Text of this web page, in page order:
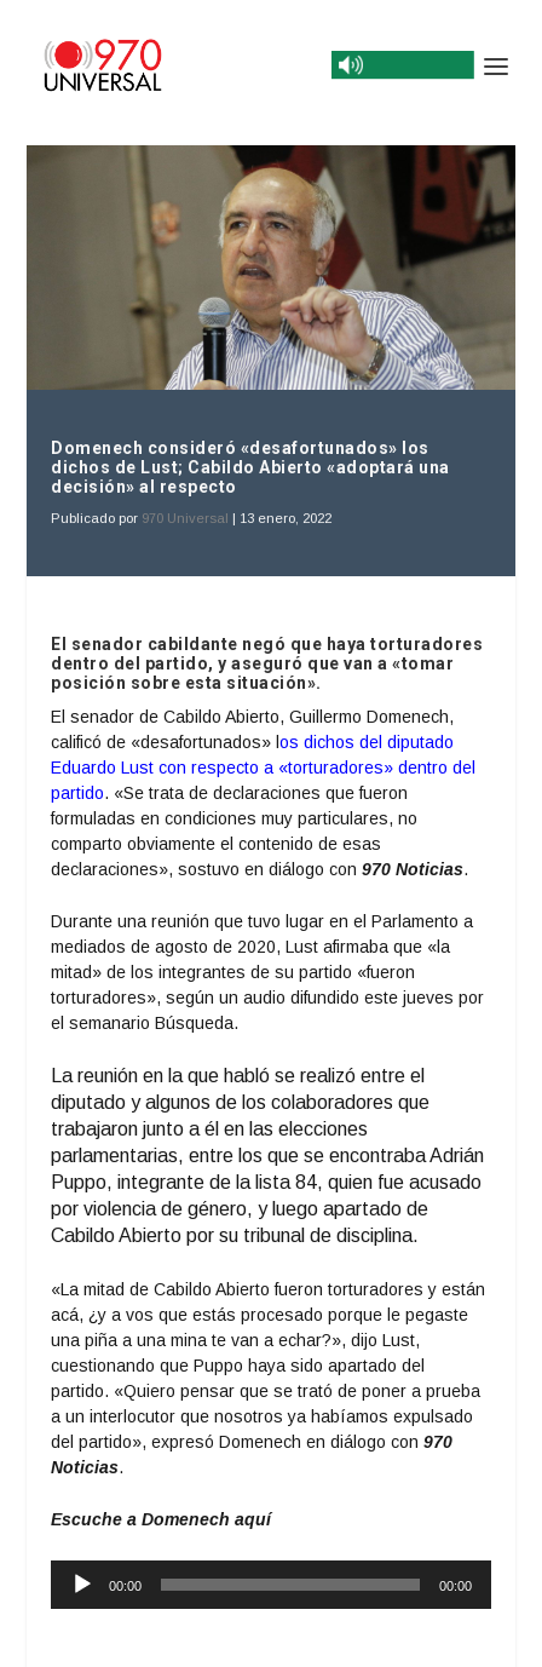
Domenech consideró «desafortunados» los
dichos de Lust; Cabildo Abierto «adoptará una
decisión» al respecto
Publicado por 970 Universal | 13 enero, 2022
El senador cabildante negó que haya torturadores
dentro del partido, y aseguró que van a «tomar
posición sobre esta situación».
El senador de Cabildo Abierto, Guillermo Domenech,
calificó de «desafortunados» los dichos del diputado
Eduardo Lust con respecto a «torturadores» dentro del
partido. «Se trata de declaraciones que fueron
formuladas en condiciones muy particulares, no
comparto obviamente el contenido de esas
declaraciones», sostuvo en diálogo con970 Noticias.
Durante una reunión que tuvo lugar en el Parlamento a
mediados de agosto de 2020, Lust afirmaba que «la
mitad» de los integrantes de su partido «fueron
torturadores», según un audio difundido este jueves por
el semanario Búsqueda.
La reunión en la que habló se realizó entre el
diputado y algunos de los colaboradores que
trabajaron junto a él en las elecciones
parlamentarias, entre los que se encontraba Adrián
Puppo, integrante de la lista 84, quien fue acusado
por violencia de género, y luego apartado de
Cabildo Abierto por su tribunal de disciplina.
«La mitad de Cabildo Abierto fueron torturadores y están
acá, ¿y a vos que estás procesado porque le pegaste
una piña a una mina te van a echar?», dijo Lust,
cuestionando que Puppo haya sido apartado del
partido. «Quiero pensar que se trató de poner a prueba
a un interlocutor que nosotros ya habíamos expulsado
del partido», expresó Domenech en diálogo con970
Noticias.
Escuche a Domenech aquí
Reproductor
00:00 00:00